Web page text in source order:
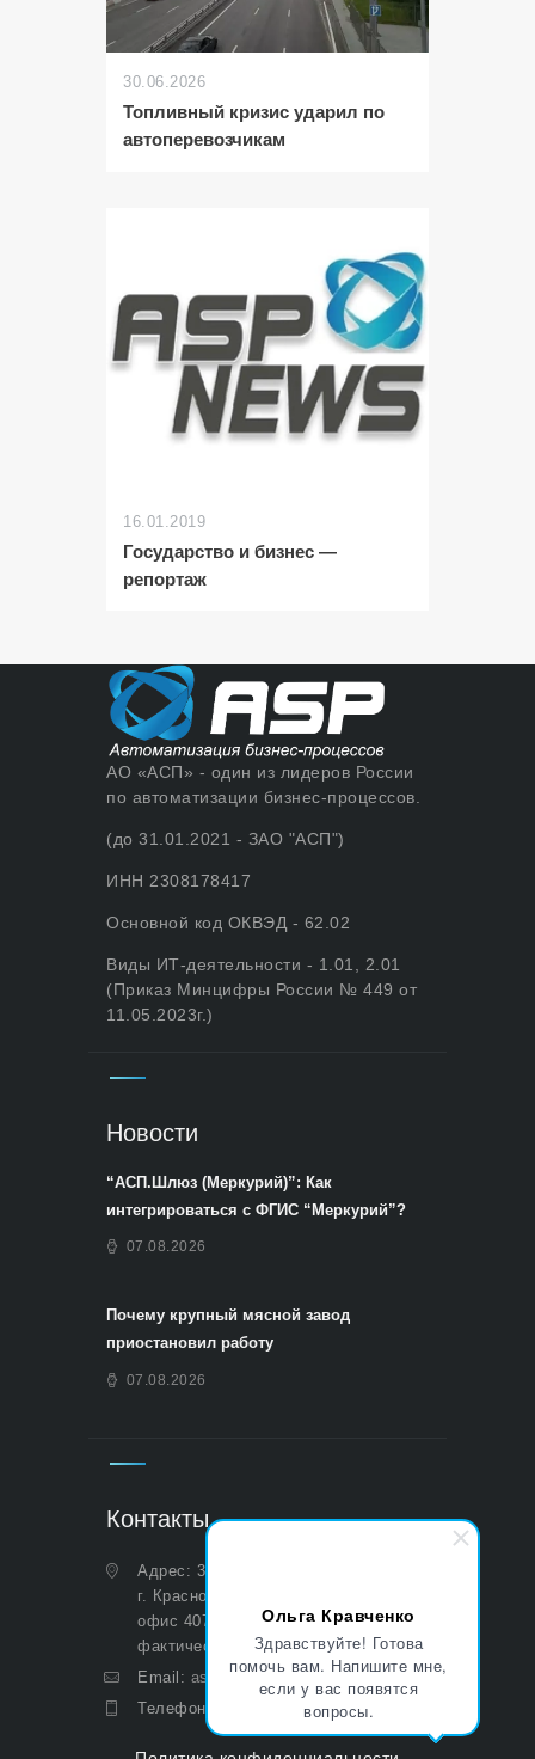
Ольга Кравченко
Здравствуйте! Готова
помочь вам. Напишите мне,
если у вас появятся
вопросы.
30.06.2026
Топливный кризис ударил по
автоперевозчикам
16.01.2019
Государство и бизнес —
репортаж
АО «АСП» - один из лидеров России
по автоматизации бизнес-процессов.
(до 31.01.2021 - ЗАО "АСП")
ИНН 2308178417
Основной код ОКВЭД - 62.02
Виды ИТ-деятельности - 1.01, 2.01
(Приказ Минцифры России № 449 от
11.05.2023г.)
Новости
“АСП.Шлюз (Меркурий)”: Как
интегрироваться с ФГИС “Меркурий”?
07.08.2026
Почему крупный мясной завод
приостановил работу
07.08.2026
Контакты
Адрес: 350051, Краснодарский край,
г. Краснодар, ул. Дальняя, д. 27,
офис 407 (Юридический и
фактический)
Email: asp@aoasp.ru
Телефон:
+7 (499) 380-83-05